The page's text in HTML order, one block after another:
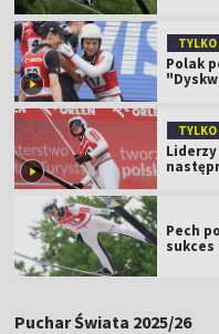
TYLKO
Polak
TYLKO
Pech
Puchar Świata 2025/26